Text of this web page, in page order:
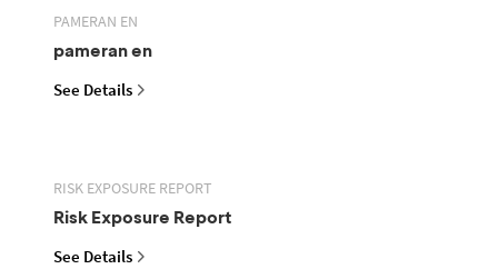
PAMERAN EN
pameran en
See Details
RISK EXPOSURE REPORT
Risk Exposure Report
See Details